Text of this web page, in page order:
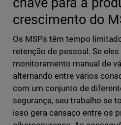
crescimento do
Os MSPs têm tempo
retenção de pessoal. Se
monitoramento manual de
alternando entre vários
com um conjunto de
segurança, seu trabalho se
isso gera cansaço entre os